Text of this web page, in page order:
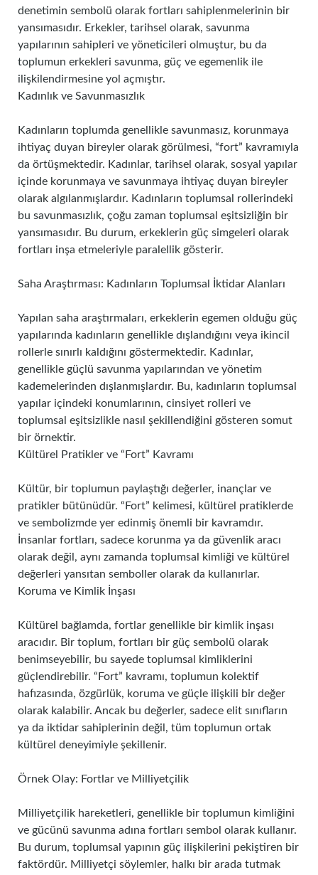
denetimin sembolü olarak fortları sahiplenmelerinin bir
yansımasıdır. Erkekler, tarihsel olarak, savunma
yapılarının sahipleri ve yöneticileri olmuştur, bu da
toplumun erkekleri savunma, güç ve egemenlik ile
ilişkilendirmesine yol açmıştır.
Kadınlık ve Savunmasızlık
Kadınların toplumda genellikle savunmasız, korunmaya
ihtiyaç duyan bireyler olarak görülmesi, “fort” kavramıyla
da örtüşmektedir. Kadınlar, tarihsel olarak, sosyal yapılar
içinde korunmaya ve savunmaya ihtiyaç duyan bireyler
olarak algılanmışlardır. Kadınların toplumsal rollerindeki
bu savunmasızlık, çoğu zaman toplumsal eşitsizliğin bir
yansımasıdır. Bu durum, erkeklerin güç simgeleri olarak
fortları inşa etmeleriyle paralellik gösterir.
Saha Araştırması: Kadınların Toplumsal İktidar Alanları
Yapılan saha araştırmaları, erkeklerin egemen olduğu güç
yapılarında kadınların genellikle dışlandığını veya ikincil
rollerle sınırlı kaldığını göstermektedir. Kadınlar,
genellikle güçlü savunma yapılarından ve yönetim
kademelerinden dışlanmışlardır. Bu, kadınların toplumsal
yapılar içindeki konumlarının, cinsiyet rolleri ve
toplumsal eşitsizlikle nasıl şekillendiğini gösteren somut
bir örnektir.
Kültürel Pratikler ve “Fort” Kavramı
Kültür, bir toplumun paylaştığı değerler, inançlar ve
pratikler bütünüdür. “Fort” kelimesi, kültürel pratiklerde
ve sembolizmde yer edinmiş önemli bir kavramdır.
İnsanlar fortları, sadece korunma ya da güvenlik aracı
olarak değil, aynı zamanda toplumsal kimliği ve kültürel
değerleri yansıtan semboller olarak da kullanırlar.
Koruma ve Kimlik İnşası
Kültürel bağlamda, fortlar genellikle bir kimlik inşası
aracıdır. Bir toplum, fortları bir güç sembolü olarak
benimseyebilir, bu sayede toplumsal kimliklerini
güçlendirebilir. “Fort” kavramı, toplumun kolektif
hafızasında, özgürlük, koruma ve güçle ilişkili bir değer
olarak kalabilir. Ancak bu değerler, sadece elit sınıfların
ya da iktidar sahiplerinin değil, tüm toplumun ortak
kültürel deneyimiyle şekillenir.
Örnek Olay: Fortlar ve Milliyetçilik
Milliyetçilik hareketleri, genellikle bir toplumun kimliğini
ve gücünü savunma adına fortları sembol olarak kullanır.
Bu durum, toplumsal yapının güç ilişkilerini pekiştiren bir
faktördür. Milliyetçi söylemler, halkı bir arada tutmak